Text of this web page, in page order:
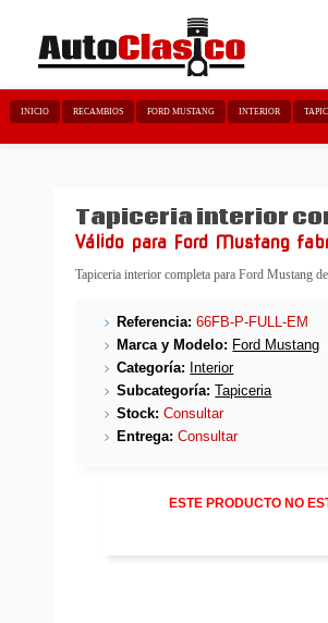
INICIO RECAMBIOS FORD MUSTANG INTERIOR
Tapiceria interior
Válido para Ford Mustang
Tapiceria interior completa para Ford Mustang
Referencia:66FB-P-FULL-EM
Marca y Modelo: Ford Mustang
Categoría: Interior
Subcategoría:Tapiceria
Stock:Consultar
Entrega:Consultar
ESTE PRODUCTO NO